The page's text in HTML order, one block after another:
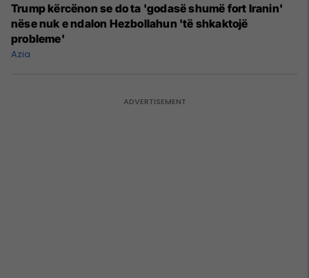
Trump kërcënon se do ta 'godasë shumë fort Iranin'
nëse nuk e ndalon Hezbollahun 'të shkaktojë
probleme'
Azia